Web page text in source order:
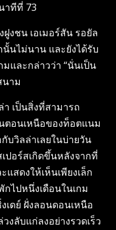
าทีที่ 73
งชน เอเมอร์สัน รอยัล
นไม่นาน และยังได้รับ
มและกล่าวว่า “นั่นเป็น
นาม
า เป็นสิ่งที่สามารถ
ตอนเหนือของท็อตแนม
บวิลล่าเลยในบ่ายวัน
ปอร์สเกิดขึ้นหลังจากที่
สดงให้เห็นเพียงเล็ก
ไปหนึ่งเดือนในเกม
เดย์ ฝั่งลอนดอนเหนือ
งลับแก่ลงอย่างรวดเร็ว